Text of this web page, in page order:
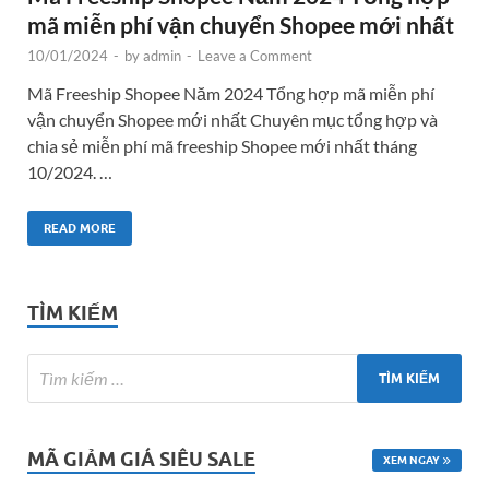
mã miễn phí vận chuyển Shopee mới nhất
10/01/2024 - byadmin - Leave a Comment
Mã Freeship Shopee Năm 2024 Tổng hợp mã miễn phí
vận chuyển Shopee mới nhất Chuyên mục tổng hợp và
chia sẻ miễn phí mã freeship Shopee mới nhất tháng
10/2024. …
READ MORE
TÌM KIẾM
MÃ GIẢM GIÁ SIÊU SALE XEM NGAY